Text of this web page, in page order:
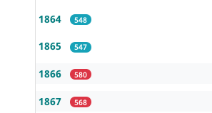
1864 548
1865 547
1866 580
1867 568